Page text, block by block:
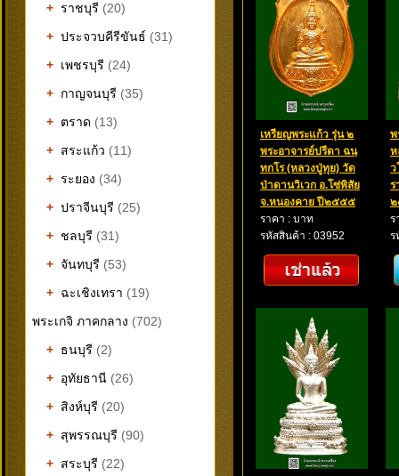
+ ราชบุรี (20)
+ ประจวบคีรีขันธ์ (31)
+ เพชรบุรี (24)
+ กาญจนบุรี (35)
+ ตราด (13)
+ สระแก้ว (11)
+ ระยอง (34)
+ ปราจีนบุรี (25)
+ ชลบุรี (31)
+ จันทบุรี (53)
+ ฉะเชิงเทรา (19)
พระเกจิ ภาคกลาง (702)
+ ธนบุรี (2)
+ อุทัยธานี (26)
+ สิงห์บุรี (20)
+ สุพรรณบุรี (90)
+ สระบุรี (22)
เหรียญพระแก้ว รุ่น ๒
พระอาจารย์ปรีดา ฉนฺ
ทกโร (หลวงปู่ทุย) วัด
ป่าดานวิเวก อ.โซ่พิสัย
จ.หนองคาย ปี๒๕๕๕
ราคา : บาท
รหัสสินค้า : 03952
พ
ห
ว
ร
ร
ร